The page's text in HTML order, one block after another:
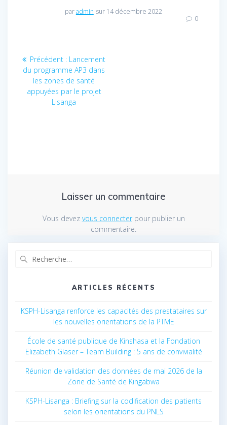
paradmin sur 14 décembre 2022
0
Navigation
de
l’article
Précédent : Article
précédent
:
Lancement
du programme AP3 dans
les zones de santé
appuyées par le projet
Lisanga
Laisser un commentaire
Vous devez vous connecterpour publier un
commentaire.
ARTICLES RÉCENTS
KSPH-Lisanga renforce les capacités des prestataires sur
les nouvelles orientations de la PTME
École de santé publique de Kinshasa et la Fondation
Elizabeth Glaser – Team Building : 5 ans de convivialité
Réunion de validation des données de mai 2026 de la
Zone de Santé de Kingabwa
KSPH-Lisanga : Briefing sur la codification des patients
selon les orientations du PNLS